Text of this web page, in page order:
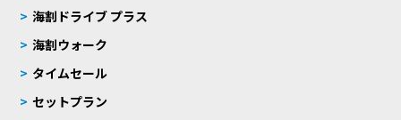
海割ドライブ プラス
海割ウォーク
タイムセール
セットプラン